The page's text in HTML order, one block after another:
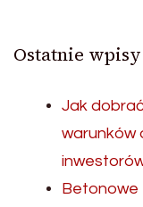
Ostatnie wpisy
Jak
warunków
Betonowe